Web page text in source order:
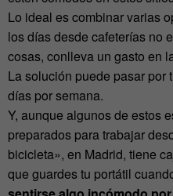
Lo ideal es combinar varias
los días desde cafeterías no
cosas, conlleva un gasto en
La solución puede pasar por
días por semana.
Y, aunque algunos de estos
preparados para trabajar
bicicleta», en Madrid, tiene
que guardes tu portátil